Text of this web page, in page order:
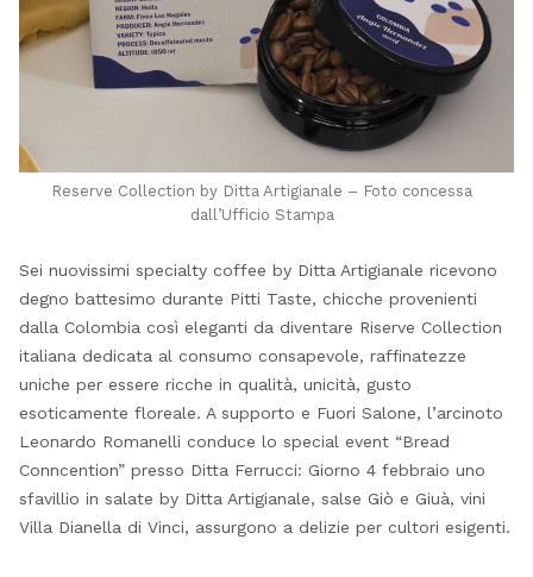
Reserve Collection by Ditta Artigianale – Foto concessa
dall’Ufficio Stampa
Sei nuovissimi specialty coffee by Ditta Artigianale ricevono
degno battesimo durante Pitti Taste, chicche provenienti
dalla Colombia così eleganti da diventare Riserve Collection
italiana dedicata al consumo consapevole, raffinatezze
uniche per essere ricche in qualità, unicità, gusto
esoticamente floreale. A supporto e Fuori Salone, l’arcinoto
Leonardo Romanelli conduce lo special event “Bread
Conncention” presso Ditta Ferrucci: Giorno 4 febbraio uno
sfavillio in salate by Ditta Artigianale, salse Giò e Giuà, vini
Villa Dianella di Vinci, assurgono a delizie per cultori esigenti.